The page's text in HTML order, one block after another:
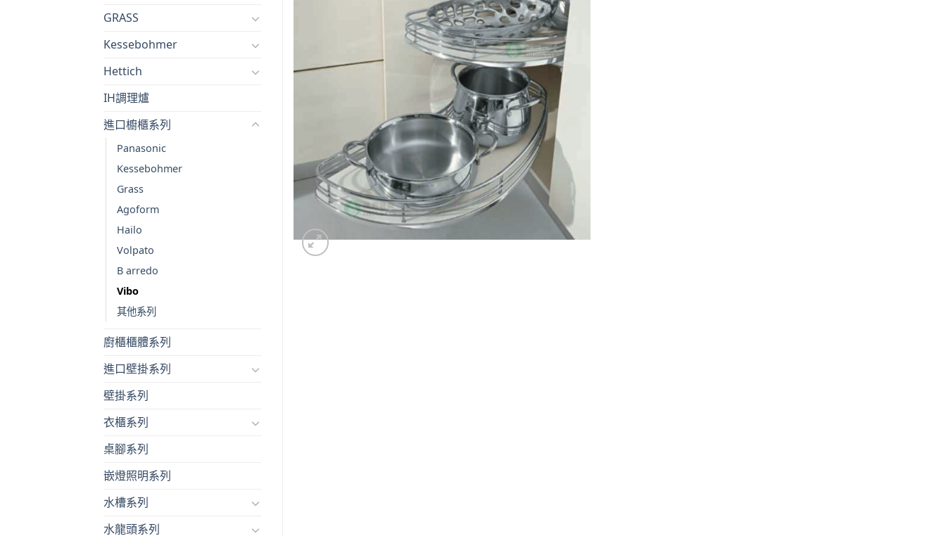
GRASS
Kessebohmer
Hettich
IH調理爐
進口櫥櫃系列
Panasonic
Kessebohmer
Grass
Agoform
Hailo
Volpato
B arredo
Vibo
其他系列
廚櫃櫃體系列
進口壁掛系列
壁掛系列
衣櫃系列
桌腳系列
嵌燈照明系列
水槽系列
水龍頭系列